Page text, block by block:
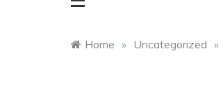
Home » Uncategorized »